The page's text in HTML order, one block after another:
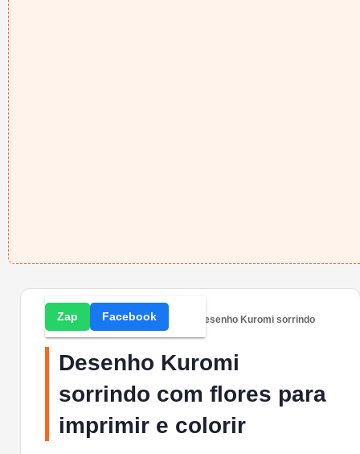
Home » Desenhos para Colorir » Desenho Kuromi sorrindo
com flores para imprimir e colorir
Desenho Kuromi
sorrindo com flores para
imprimir e colorir
Zap Facebook